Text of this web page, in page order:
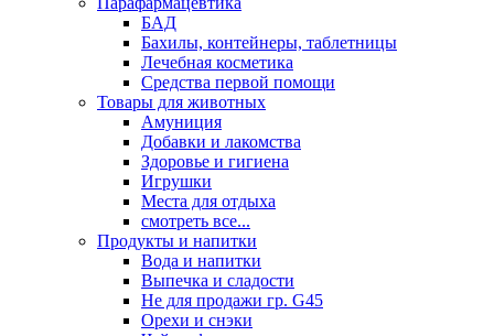
БАД
Бахилы, контейнеры, таблетницы
Лечебная косметика
Средства первой помощи
Товары для животных
Амуниция
Добавки и лакомства
Здоровье и гигиена
Игрушки
Места для отдыха
смотреть все...
Продукты и напитки
Вода и напитки
Выпечка и сладости
Не для продажи гр. G45
Орехи и снэки